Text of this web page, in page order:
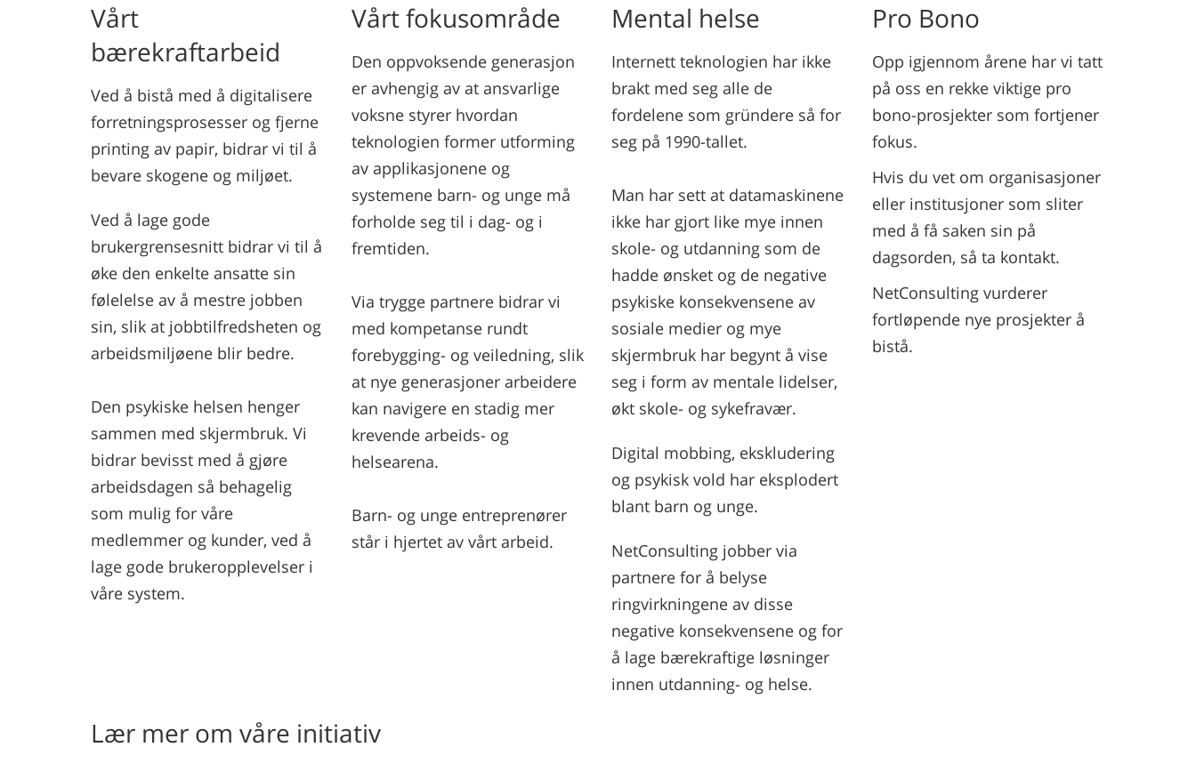
Vårt
bærekraftarbeid
Ved å bistå med å digitalisere
forretningsprosesser og fjerne
printing av papir, bidrar vi til å
bevare skogene og miljøet.
Ved å lage gode
brukergrensesnitt bidrar vi til å
øke den enkelte ansatte sin
følelelse av å mestre jobben
sin, slik at jobbtilfredsheten og
arbeidsmiljøene blir bedre.
Den psykiske helsen henger
sammen med skjermbruk. Vi
bidrar bevisst med å gjøre
arbeidsdagen så behagelig
som mulig for våre
medlemmer og kunder, ved å
lage gode brukeropplevelser i
våre system.
Vårt fokusområde
Den oppvoksende generasjon
er avhengig av at ansvarlige
voksne styrer hvordan
teknologien former utforming
av applikasjonene og
systemene barn- og unge må
forholde seg til i dag- og i
fremtiden.
Via trygge partnere bidrar vi
med kompetanse rundt
forebygging- og veiledning, slik
at nye generasjoner arbeidere
kan navigere en stadig mer
krevende arbeids- og
helsearena.
Barn- og unge entreprenører
står i hjertet av vårt arbeid.
Mental helse
Internett teknologien har ikke
brakt med seg alle de
fordelene som gründere så for
seg på 1990-tallet.
Man har sett at datamaskinene
ikke har gjort like mye innen
skole- og utdanning som de
hadde ønsket og de negative
psykiske konsekvensene av
sosiale medier og mye
skjermbruk har begynt å vise
seg i form av mentale lidelser,
økt skole- og sykefravær.
Digital mobbing, ekskludering
og psykisk vold har eksplodert
blant barn og unge.
NetConsulting jobber via
partnere for å belyse
ringvirkningene av disse
negative konsekvensene og for
å lage bærekraftige løsninger
innen utdanning- og helse.
Pro Bono
Opp igjennom årene har vi tatt
på oss en rekke viktige pro
bono-prosjekter som fortjener
fokus.
Hvis du vet om organisasjoner
eller institusjoner som sliter
med å få saken sin på
dagsorden, så ta kontakt.
NetConsulting vurderer
fortløpende nye prosjekter å
bistå.
Lær mer om våre initiativ